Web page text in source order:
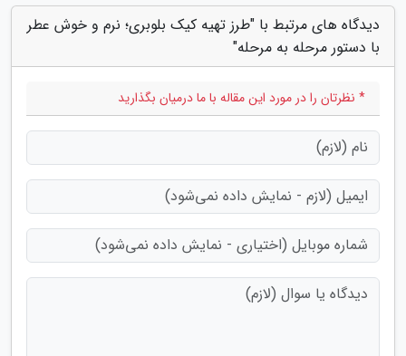
دیدگاه های مرتبط با "طرز تهیه کیک بلوبری؛ نرم و خوش عطر
با دستور مرحله به مرحله"
* نظرتان را در مورد این مقاله با ما درمیان بگذارید